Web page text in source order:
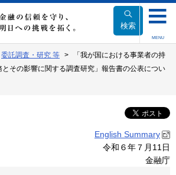
検索
MENU
委託調査・研究 等
「我が国における事業者の持
その影響に関する調査研究」報告書の公表につい
English Summary
令和６年７月11日
金融庁